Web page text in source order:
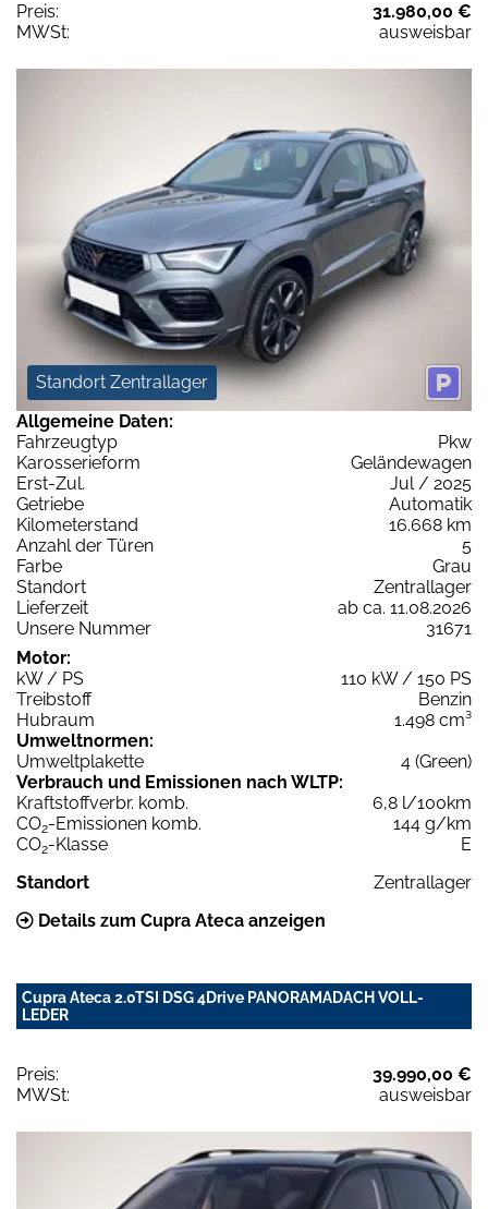
Preis:
31.980,00 €
MWSt:
ausweisbar
Standort Zentrallager
Allgemeine Daten:
Fahrzeugtyp
Pkw
Karosserieform
Geländewagen
Erst-Zul.
Jul / 2025
Getriebe
Automatik
Kilometerstand
16.668 km
Anzahl der Türen
5
Farbe
Grau
Standort
Zentrallager
Lieferzeit
ab ca. 11.08.2026
Unsere Nummer
31671
Motor:
kW / PS
110 kW / 150 PS
Treibstoff
Benzin
Hubraum
1.498 cm³
Umweltnormen:
Umweltplakette
4 (Green)
Verbrauch und Emissionen nach WLTP:
Kraftstoffverbr. komb.
6,8 l/100km
CO2-Emissionen komb.
144 g/km
CO2-Klasse
E
Standort
Zentrallager
Details zum Cupra Ateca anzeigen
Cupra Ateca 2.0TSI DSG 4Drive PANORAMADACH VOLL-
LEDER
Preis:
39.990,00 €
MWSt:
ausweisbar